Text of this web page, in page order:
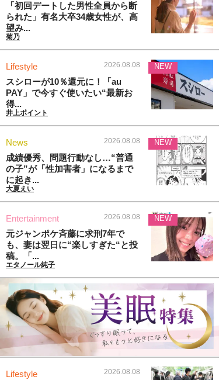
「初回デートした男性全員から断
られた」有名大卒34歳女性が、高
望み...
菊乃
Lifestyle 2026.08.08
スシローが10％還元に！「au
PAY」で今すぐ使いたい“最新お
得...
井上ポイント
NEW
News 2026.08.08
成績優秀、問題行動なし…“普通
の子”が「性加害者」になるまで
に起き...
大夏えい
NEW
Entertainment 2026.08.08
元ジャンポケ斉藤に求刑7年で
も、妻は翌日に“楽しすぎた“と投
稿。「...
エタノール純子
NEW
Lifestyle 2026.08.08